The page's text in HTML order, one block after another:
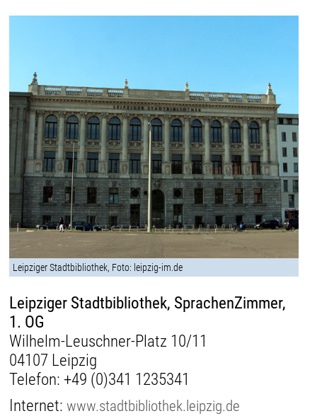
Leipziger Stadtbibliothek, Foto: leipzig-im.de
Leipziger Stadtbibliothek, SprachenZimmer,
1. OG
Wilhelm-Leuschner-Platz 10/11
04107 Leipzig
Telefon: +49 (0)341 1235341
Internet:www.stadtbibliothek.leipzig.de